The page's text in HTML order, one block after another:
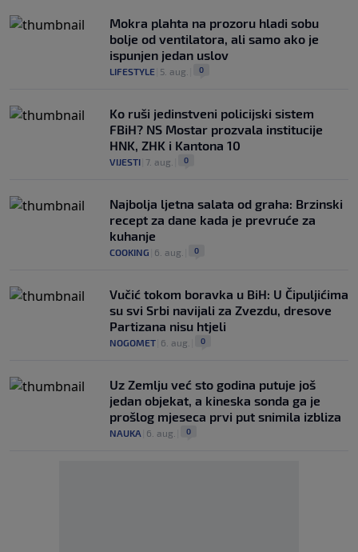
Mokra plahta na prozoru hladi sobu
bolje od ventilatora, ali samo ako je
ispunjen jedan uslov
LIFESTYLE 5. aug. 0
Ko ruši jedinstveni policijski sistem
FBiH? NS Mostar prozvala institucije
HNK, ZHK i Kantona 10
VIJESTI 7. aug. 0
Najbolja ljetna salata od graha: Brzinski
recept za dane kada je prevruće za
kuhanje
COOKING 6. aug. 0
Vučić tokom boravka u BiH: U Čipuljićima
su svi Srbi navijali za Zvezdu, dresove
Partizana nisu htjeli
NOGOMET 6. aug. 0
Uz Zemlju već sto godina putuje još
jedan objekat, a kineska sonda ga je
prošlog mjeseca prvi put snimila izbliza
NAUKA 6. aug. 0